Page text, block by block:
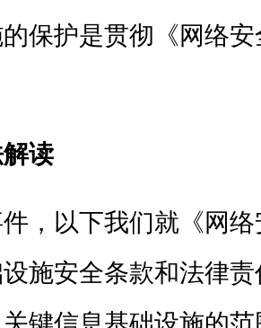
保护是贯彻《网络
读
，以下我们就《网
施安全条款和法律